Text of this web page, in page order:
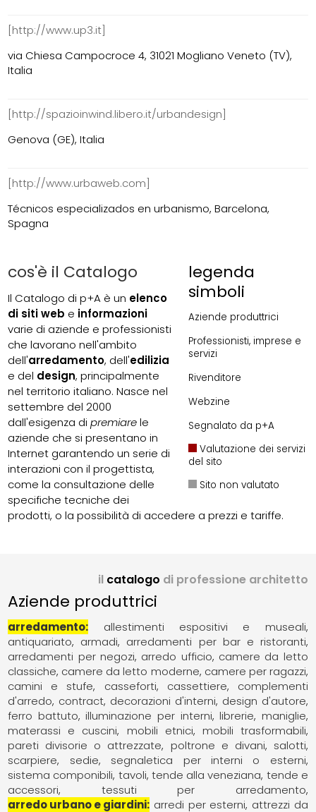
[http://www.up3.it]
via Chiesa Campocroce 4, 31021 Mogliano Veneto (TV),
Italia
[http://spazioinwind.libero.it/urbandesign]
Genova (GE), Italia
[http://www.urbaweb.com]
Técnicos especializados en urbanismo, Barcelona,
Spagna
legenda
simboli
Aziende produttrici
Professionisti, imprese e
servizi
Rivenditore
Webzine
Segnalato da p+A
Valutazione dei servizi
del sito
Sito non valutato
cos'è il Catalogo
Il Catalogo di p+A è un elenco
di siti web e informazioni
varie di aziende e professionisti
che lavorano nell'ambito
dell'arredamento, dell'edilizia
e del design, principalmente
nel territorio italiano. Nasce nel
settembre del 2000
dall'esigenza dipremiarele
aziende che si presentano in
Internet garantendo un serie di
interazioni con il progettista,
come la consultazione delle
specifiche tecniche dei
prodotti, o la possibilità di accedere a prezzi e tariffe.
il catalogo di professione architetto
Aziende produttrici
arredamento
allestimenti espositivi e museali
antiquariato
armadi
arredamenti per bar e ristoranti
arredamenti per negozi arredo ufficio camere da letto
classiche camere da letto moderne camere per ragazzi
camini e stufe
casseforti cassettiere
complementi
d'arredo contract decorazioni d'interni design d'autore
ferro battuto illuminazione per interni librerie maniglie
materassi e cuscini
mobili etnici
mobili trasformabili
pareti divisorie o attrezzate poltrone e divani
salotti
scarpiere
sedie
segnaletica per interni o esterni
sistema componibili tavoli tende alla veneziana tende e
accessori
tessuti per arredamento
arredo urbano e giardini arredi per esterni attrezzi da